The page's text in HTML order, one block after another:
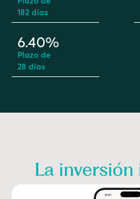
182 días
6.40%
Plazo de
28 días
La